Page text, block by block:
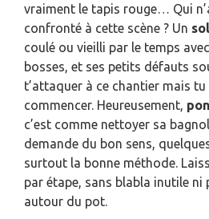
vraiment le tapis rouge… Qui
confronté à cette scène ? Un
coulé ou vieilli par le temps
bosses, et ses petits défauts
t’attaquer à ce chantier mais
commencer. Heureusement,
c’est comme nettoyer sa
demande du bon sens,
surtout la bonne méthode.
par étape, sans blabla inutile
autour du pot.